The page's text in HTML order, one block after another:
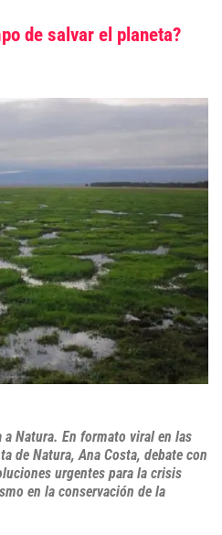
de salvar el planeta?
a Natura. En formato viral en las
de Natura, Ana Costa, debate con
urgentes para la crisis
en la conservación de la